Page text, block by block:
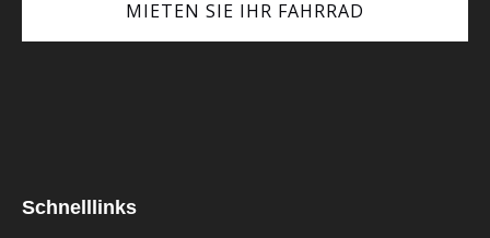
MIETEN SIE IHR FAHRRAD
Schnelllinks